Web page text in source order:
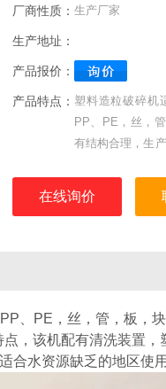
厂商性质： 生产厂家
生产地址：
产品报价：
产品特点： 塑料造粒破碎机
PP、PE，丝，
有结构合理，生
在线询价
、PE，丝，管，板，
，该机配有清洗装置
合水资源缺乏的地区使用